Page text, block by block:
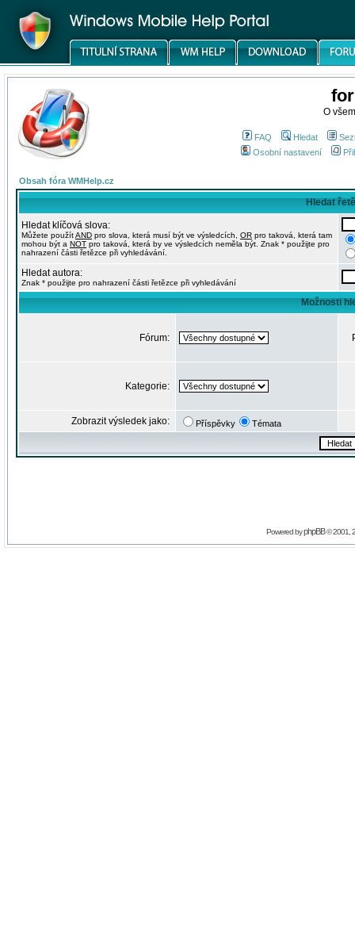
O
FAQ Hledat
Osobní nastavení
Obsah fóra WMHelp.cz
Hledat
Hledat klíčová slova:
Můžete použítAND pro slova, která musí být ve výsledcích, OR pro taková, která tam
mohou být a NOT pro taková, která by ve výsledcích neměla být. Znak * použijte pro
nahrazení části řetězce při vyhledávání.
Hledat autora:
Znak * použijte pro nahrazení části řetězce při vyhledávání
Možnosti
Fórum:
Kategorie:
Zobrazit výsledek jako: Příspěvky Témata
Powered byphpBB© 2001,